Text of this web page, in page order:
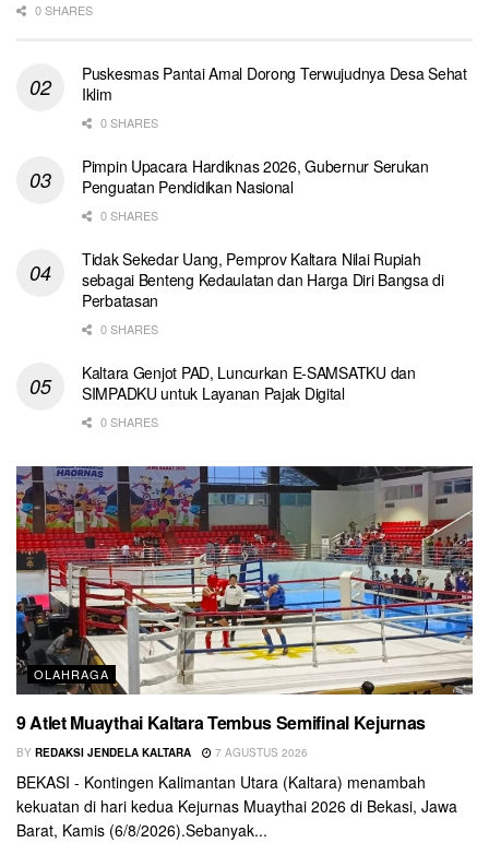
0 SHARES
Puskesmas Pantai Amal Dorong Terwujudnya Desa Sehat
Iklim
0 SHARES
Pimpin Upacara Hardiknas 2026, Gubernur Serukan
Penguatan Pendidikan Nasional
0 SHARES
Tidak Sekedar Uang, Pemprov Kaltara Nilai Rupiah
sebagai Benteng Kedaulatan dan Harga Diri Bangsa di
Perbatasan
0 SHARES
Kaltara Genjot PAD, Luncurkan E-SAMSATKU dan
SIMPADKU untuk Layanan Pajak Digital
0 SHARES
OLAHRAGA
9 Atlet Muaythai Kaltara Tembus Semifinal Kejurnas
BY REDAKSI JENDELA KALTARA 7 AGUSTUS 2026
BEKASI - Kontingen Kalimantan Utara (Kaltara) menambah
kekuatan di hari kedua Kejurnas Muaythai 2026 di Bekasi, Jawa
Barat, Kamis (6/8/2026).Sebanyak...